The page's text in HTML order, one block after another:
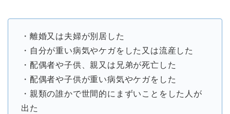
・離婚又は夫婦が別居した
・自分が重い病気やケガをした又は流産した
・配偶者や子供、親又は兄弟が死亡した
・配偶者や子供が重い病気やケガをした
・親類の誰かで世間的にまずいことをした人が
出た